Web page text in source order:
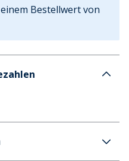
Bestellwert von